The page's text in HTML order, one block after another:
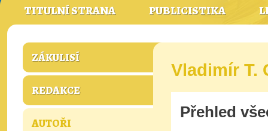
TITULNÍ STRANA PUBLICISTIKA
ZÁKULISÍ
REDAKCE
AUTOŘI
Vladimír T.
Přehled